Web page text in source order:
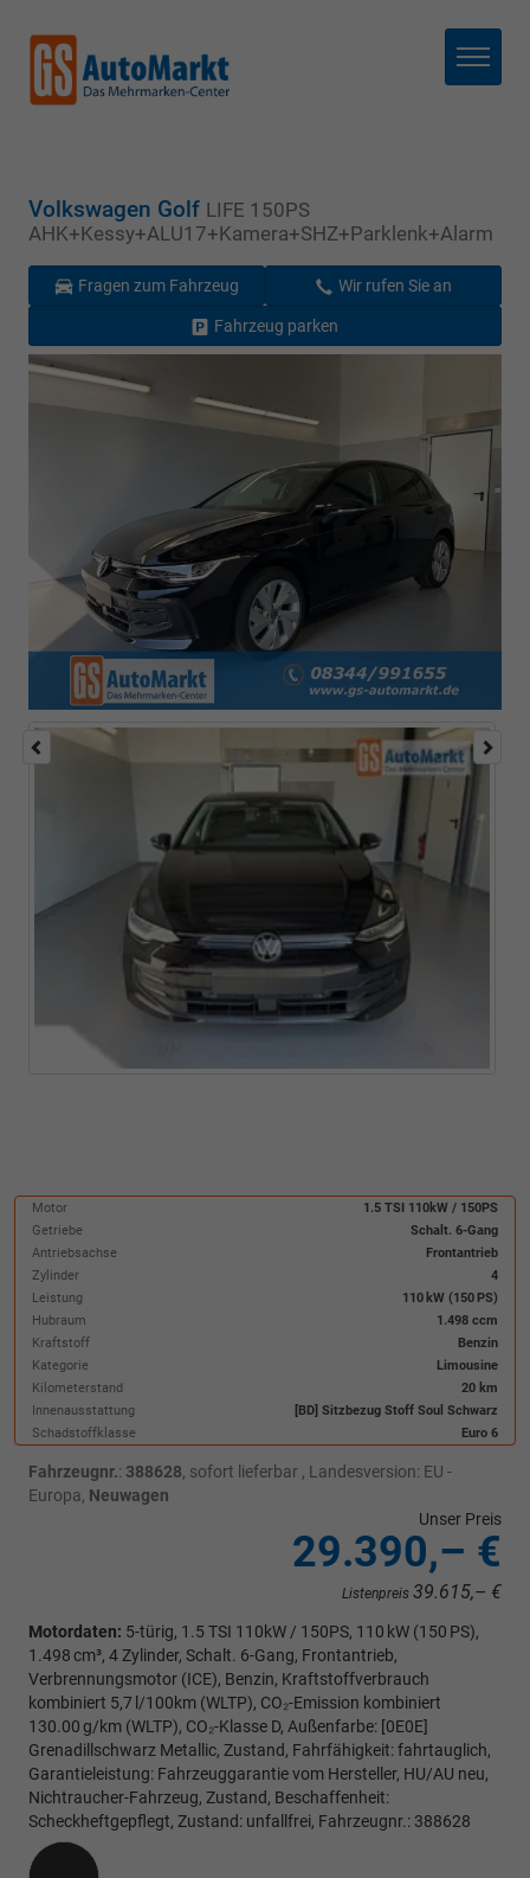
Menü
Volkswagen Golf LIFE 150PS
AHK+Kessy+ALU17+Kamera+SHZ+Parklenk+Alarm
Fragen zum Fahrzeug Wir rufen Sie an
Fahrzeug parken
Motor
1.5 TSI 110kW / 150PS
Getriebe
Schalt. 6-Gang
Antriebsachse
Frontantrieb
Zylinder
4
Leistung
110 kW (150 PS)
Hubraum
1.498 ccm
Kraftstoff
Benzin
Kategorie
Limousine
Kilometerstand
20 km
Innenausstattung
[BD] Sitzbezug Stoff Soul Schwarz
Schadstoffklasse
Euro 6
Fahrzeugnr.: 388628, sofort lieferbar , Landesversion: EU -
Europa, Neuwagen
Unser Preis
29.390,– €
Listenpreis 39.615,– €
Motordaten: 5-türig, 1.5 TSI 110kW / 150PS, 110 kW (150 PS),
1.498 cm³, 4 Zylinder, Schalt. 6-Gang, Frontantrieb,
Verbrennungsmotor (ICE), Benzin, Kraftstoffverbrauch
kombiniert 5,7 l/100km (WLTP), CO₂-Emission kombiniert
130.00 g/km (WLTP), CO₂-Klasse D, Außenfarbe: [0E0E]
Grenadillschwarz Metallic, Zustand, Fahrfähigkeit: fahrtauglich,
Garantieleistung: Fahrzeuggarantie vom Hersteller, HU/AU neu,
Nichtraucher-Fahrzeug, Zustand, Beschaffenheit:
Scheckheftgepflegt, Zustand: unfallfrei, Fahrzeugnr.: 388628